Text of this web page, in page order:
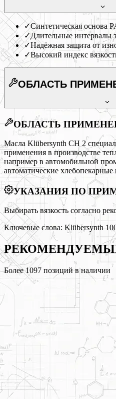
✓Синтетическая основа
✓Длительные интервалы
✓Надёжная защита от
✓Высокий индекс
ОБЛАСТЬ
ОБЛАСТЬ
Масла Klübersynth CH 2
применения в производстве
например в автомобильной
автоматические
УКАЗАНИЯ ПО
Выбирать вязкость согласно
Ключевые слова: Klübersynth
Более1097 позиций в наличии